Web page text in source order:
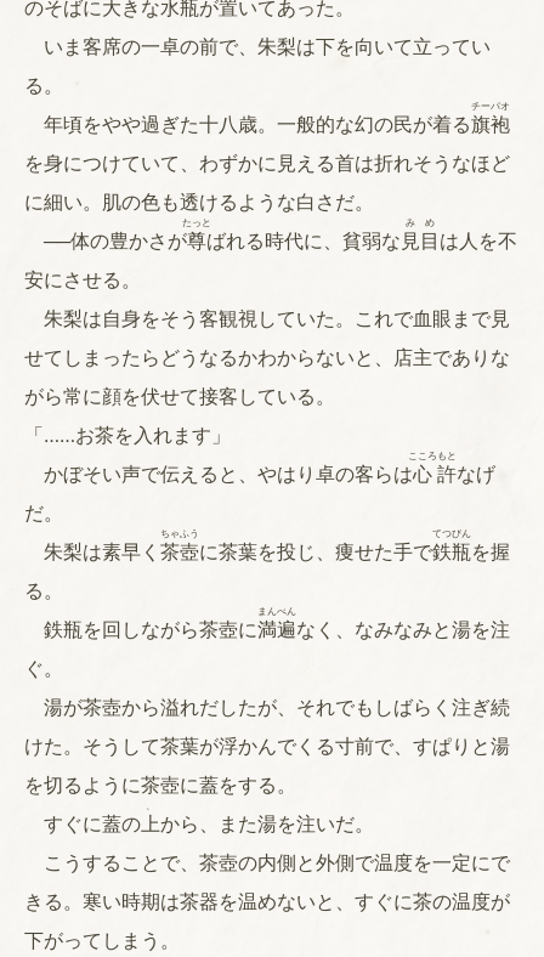
のそばに大きな水瓶が置いてあった。
いま客席の一卓の前で、朱梨は下を向いて立ってい
る。
年頃をやや過ぎた十八歳。一般的な幻の民が着る旗
チー
袍
パオ
を身につけていて、わずかに見える首は折れそうなほど
に細い。肌の色も透けるような白さだ。
──体の豊かさが尊
たっと
ばれる時代に、貧弱な 見
み
目
め
は人を不
安にさせる。
朱梨は自身をそう客観視していた。これで血眼まで見
せてしまったらどうなるかわからないと、店主でありな
がら常に顔を伏せて接客している。
「……お茶を入れます」
かぼそい声で伝えると、やはり卓の客らは心
こころ
許
もと
なげ
だ。
朱梨は素早く 茶
ちゃ
壺
ふう
に茶葉を投じ、痩せた手で鉄
てつ
瓶
びん
を握
る。
鉄瓶を回しながら茶壺に満
まん
遍
べん
なく、なみなみと湯を注
ぐ。
湯が茶壺から溢れだしたが、それでもしばらく注ぎ続
けた。そうして茶葉が浮かんでくる寸前で、すぱりと湯
を切るように茶壺に蓋をする。
すぐに蓋の上
、
から、また湯を注いだ。
こうすることで、茶壺の内側と外側で温度を一定にで
きる。寒い時期は茶器を温めないと、すぐに茶の温度が
下がってしまう。